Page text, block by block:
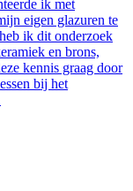
ik met
eigen glazuren te
ik dit onderzoek
en brons,
kennis graag door
bij het